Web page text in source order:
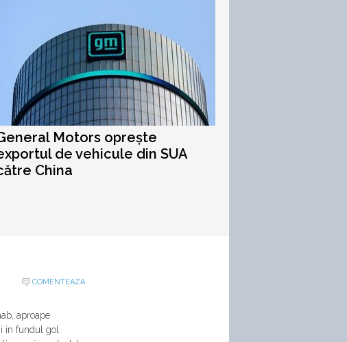
Motors oprește
de vehicule din SUA
China
COMENTEAZA
aproape
fundul gol.